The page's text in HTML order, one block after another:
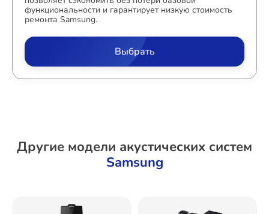
функциональности и гарантирует низкую стоимость
ремонта Samsung.
Выбрать
Другие модели акустических систем
Samsung